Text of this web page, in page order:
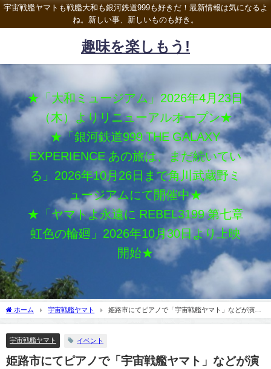
宇宙戦艦ヤマトも戦艦大和も銀河鉄道999も好きだ！最新情報は気になるよ
ね。新しい事、新しいものも好き。
趣味を楽しもう!
★「大和ミュージアム」2026年4月23日
（木）よりリニューアルオープン★
★「銀河鉄道999 THE GALAXY
EXPERIENCE あの旅は、まだ続いてい
る」2026年10月26日まで角川武蔵野ミ
ュージアムにて開催中★
★「ヤマトよ永遠に REBEL3199 第七章
虹色の輪廻」2026年10月30日より上映
開始★
ホーム 宇宙戦艦ヤマト
姫路市にてピアノで「宇宙戦艦ヤマト」などが演奏
宇宙戦艦ヤマト イベント
姫路市にてピアノで「宇宙戦艦ヤマト」などが演